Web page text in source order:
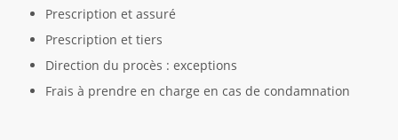
Prescription et assuré
Prescription et tiers
Direction du procès : exceptions
Frais à prendre en charge en cas de condamnation